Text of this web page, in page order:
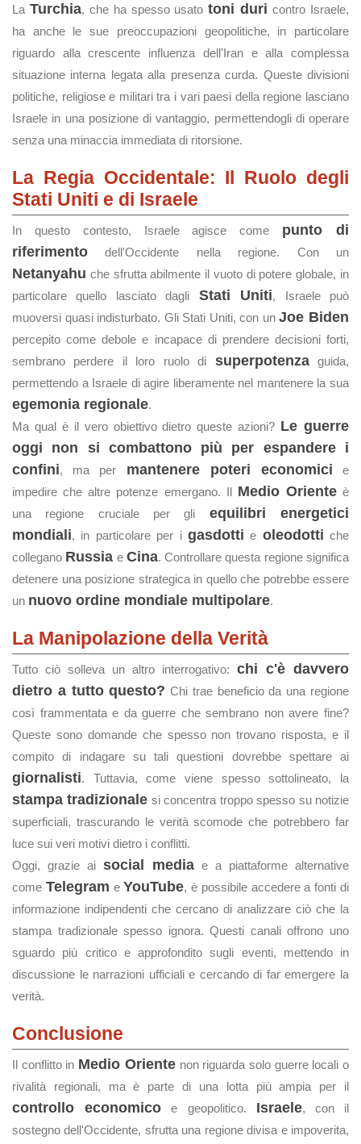
La Turchia, che ha spesso usatotoni duri contro Israele,
ha anche le sue preoccupazioni geopolitiche, in particolare
riguardo alla crescente influenza dell'Iran e alla complessa
situazione interna legata alla presenza curda. Queste divisioni
politiche, religiose e militari tra i vari paesi della regione lasciano
Israele in una posizione di vantaggio, permettendogli di operare
senza una minaccia immediata di ritorsione.
La Regia Occidentale: Il Ruolo degli
Stati Uniti e di Israele
In questo contesto, Israele agisce come punto di
riferimento dell'Occidente nella regione. Con un
Netanyahu che sfrutta abilmente il vuoto di potere globale, in
particolare quello lasciato dagli Stati Uniti, Israele può
muoversi quasi indisturbato. Gli Stati Uniti, con unJoe Biden
percepito come debole e incapace di prendere decisioni forti,
sembrano perdere il loro ruolo di superpotenzaguida,
permettendo a Israele di agire liberamente nel mantenere la sua
egemonia regionale.
Ma qual è il vero obiettivo dietro queste azioni? Le guerre
oggi non si combattono più per espandere i
confini, ma per mantenere poteri economici e
impedire che altre potenze emergano. Il Medio Orienteè
una regione cruciale per gli equilibri energetici
mondiali, in particolare per i gasdotti e oleodotti che
collegano Russia e Cina. Controllare questa regione significa
detenere una posizione strategica in quello che potrebbe essere
un nuovo ordine mondiale multipolare.
La Manipolazione della Verità
Tutto ciò solleva un altro interrogativo: chi c'è davvero
dietro a tutto questo? Chi trae beneficio da una regione
così frammentata e da guerre che sembrano non avere fine?
Queste sono domande che spesso non trovano risposta, e il
compito di indagare su tali questioni dovrebbe spettare ai
giornalisti. Tuttavia, come viene spesso sottolineato, la
stampa tradizionale si concentra troppo spesso su notizie
superficiali, trascurando le verità scomode che potrebbero far
luce sui veri motivi dietro i conflitti.
Oggi, grazie ai social media e a piattaforme alternative
come Telegram eYouTube, è possibile accedere a fonti di
informazione indipendenti che cercano di analizzare ciò che la
stampa tradizionale spesso ignora. Questi canali offrono uno
sguardo più critico e approfondito sugli eventi, mettendo in
discussione le narrazioni ufficiali e cercando di far emergere la
verità.
Conclusione
Il conflitto in Medio Orientenon riguarda solo guerre locali o
rivalità regionali, ma è parte di una lotta più ampia per il
controllo economico e geopolitico. Israele, con il
sostegno dell'Occidente, sfrutta una regione divisa e impoverita,